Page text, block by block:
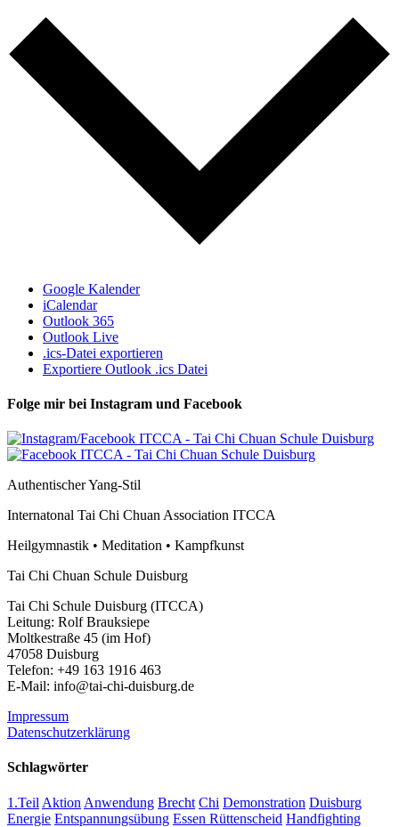
Google Kalender
iCalendar
Outlook 365
Outlook Live
.ics-Datei exportieren
Exportiere Outlook .ics Datei
Folge mir bei Instagram und Facebook
Authentischer Yang-Stil
Internatonal Tai Chi Chuan Association ITCCA
Heilgymnastik • Meditation • Kampfkunst
Tai Chi Chuan Schule Duisburg
Tai Chi Schule Duisburg (ITCCA)
Leitung: Rolf Brauksiepe
Moltkestraße 45 (im Hof)
47058 Duisburg
Telefon: +49 163 1916 463
E-Mail: info@tai-chi-duisburg.de
Impressum
Datenschutzerklärung
Schlagwörter
1.Teil Aktion Anwendung Brecht Chi Demonstration Duisburg
Energie Entspannungsübung Essen Rüttenscheid Handfighting